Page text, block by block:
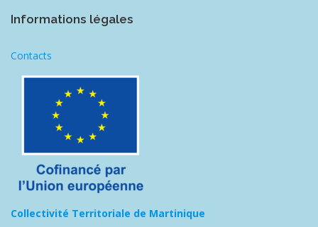
Informations légales
Contacts
Collectivité Territoriale de Martinique